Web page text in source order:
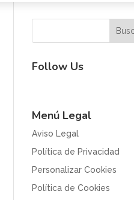
Follow Us
Menú Legal
Aviso Legal
Política de Privacidad
Personalizar Cookies
Política de Cookies